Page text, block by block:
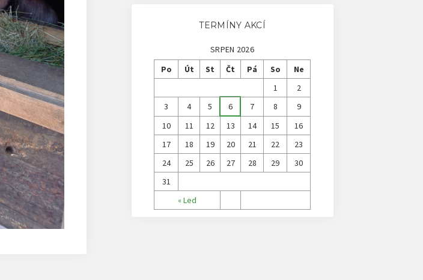
TERMÍNY AKCÍ
SRPEN 2026
Po
Út St Čt Pá So Ne
« Led
1
2
3
4 5 6 7 8
9
10
11 12 13 14 15
16
17
18 19 20 21 22
23
24
25 26 27 28 29
30
31